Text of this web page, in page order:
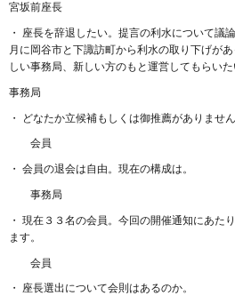
宮坂前座長
・ 座長を辞退したい。提言の利水について議
月に岡谷市と下諏訪町から利水の取り下げが
しい事務局、新しい方のもと運営してもらいた
事務局
・ どなたか立候補もしくは御推薦がありません
会員
・ 会員の退会は自由。現在の構成は。
事務局
・ 現在３３名の会員。今回の開催通知にあた
ます。
会員
・ 座長選出について会則はあるのか。